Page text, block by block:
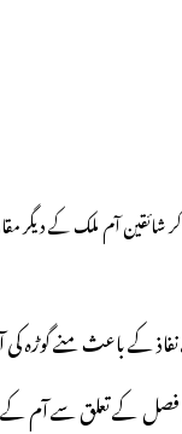
آم ملک کے دیگر
کے باعث منے
تعلق سے آم کے